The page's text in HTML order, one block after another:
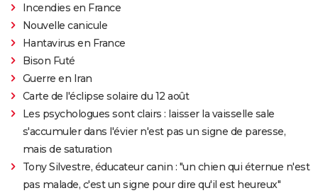
Incendies en France
Nouvelle canicule
Hantavirus en France
Bison Futé
Guerre en Iran
Carte de l'éclipse solaire du 12 août
Les psychologues sont clairs : laisser la vaisselle sale
s'accumuler dans l'évier n'est pas un signe de paresse,
mais de saturation
Tony Silvestre, éducateur canin : "un chien qui éternue n'est
pas malade, c'est un signe pour dire qu'il est heureux"